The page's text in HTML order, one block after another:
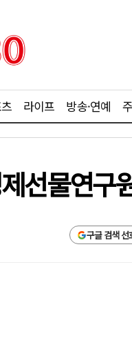
라이프 방송·연예
선물연구
구글 검색 선